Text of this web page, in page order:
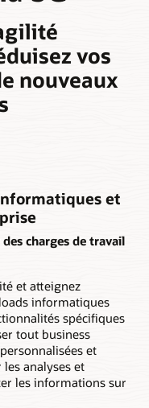
vos
nouveaux
et
charges de travail
et atteignez
informatiques
spécifiques
tout business
et
analyses et
les informations sur